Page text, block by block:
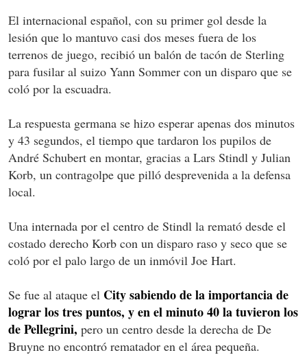
El internacional español, con su primer gol desde la
lesión que lo mantuvo casi dos meses fuera de los
terrenos de juego, recibió un balón de tacón de Sterling
para fusilar al suizo Yann Sommer con un disparo que se
coló por la escuadra.
La respuesta germana se hizo esperar apenas dos minutos
y 43 segundos, el tiempo que tardaron los pupilos de
André Schubert en montar, gracias a Lars Stindl y Julian
Korb, un contragolpe que pilló desprevenida a la defensa
local.
Una internada por el centro de Stindl la remató desde el
costado derecho Korb con un disparo raso y seco que se
coló por el palo largo de un inmóvil Joe Hart.
Se fue al ataque el City sabiendo de la importancia de
lograr los tres puntos, y en el minuto 40 la tuvieron los
de Pellegrini, pero un centro desde la derecha de De
Bruyne no encontró rematador en el área pequeña.